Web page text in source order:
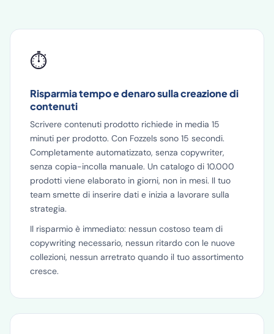
⏱️
Risparmia tempo e denaro sulla creazione di
contenuti
Scrivere contenuti prodotto richiede in media 15
minuti per prodotto. Con Fozzels sono 15 secondi.
Completamente automatizzato, senza copywriter,
senza copia-incolla manuale. Un catalogo di 10.000
prodotti viene elaborato in giorni, non in mesi. Il tuo
team smette di inserire dati e inizia a lavorare sulla
strategia.
Il risparmio è immediato: nessun costoso team di
copywriting necessario, nessun ritardo con le nuove
collezioni, nessun arretrato quando il tuo assortimento
cresce.